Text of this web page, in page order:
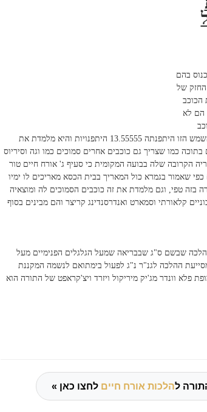
בהם
החזק של
הכוכב
הם לא
ניוטרון או ענק אדום וחור שחור קטן על כן השמש הזו היתפנתה 13.55555 היתפנויות והיא מלמדת את
כמו שצריך גם כוכבים אחרים סמוכים כמו וגה וסיריוס
הקרובה שלה בבועה המקומית כי סעיף ג' אורח חיים טור
שאמור בגמרא כול המאריך בבית הכסא מאריכים לו ימיו
בזה טפי, וגם מלמדת את זה כוכבים הסמוכים לה ומוצאיה
קלאורתי וסמארט ואנדרסנדינג קריצר והם מבינים בסוף
שבשם ס"ג שבבריאה שמעל הגלגלים הפנימיים מעל
ההלכה לגנ"ר נ"ג לפעול בימתואם לנשמה המקננת
פלא וונדר מג'יק מיריקול ויזרד ויצ'קראפט של התורה הוא
להלכות אורח חיים לחצו כאן »